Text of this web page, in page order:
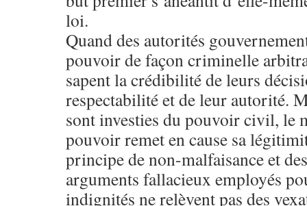
loi.
Quand des autorités
pouvoir de façon criminelle
sapent la crédibilité de leurs
respectabilité et de leur autorité.
sont investies du pouvoir civil, le
pouvoir remet en cause sa
principe de non-malfaisance et
arguments fallacieux employés
indignités ne relèvent pas des